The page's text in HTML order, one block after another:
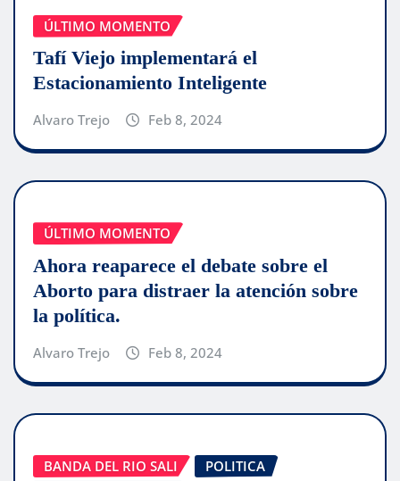
ÚLTIMO MOMENTO
Tafí Viejo implementará el
Estacionamiento Inteligente
Alvaro Trejo Feb 8, 2024
ÚLTIMO MOMENTO
Ahora reaparece el debate sobre el
Aborto para distraer la atención sobre
la política.
Alvaro Trejo Feb 8, 2024
BANDA DEL RIO SALI
POLITICA